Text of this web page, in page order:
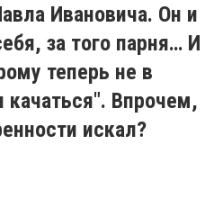
Ивановича. Он и
за того парня… И
теперь не в
качаться". Впрочем,
искал?